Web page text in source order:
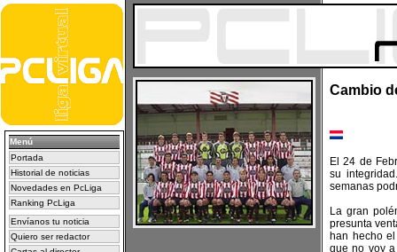
Menú
Portada
Historial de noticias
Novedades en PcLiga
Ranking PcLiga
Envíanos tu noticia
Quiero ser redactor
Cambio
El 24 de
su
semanas
La gran
presunta
han hecho
que no voy